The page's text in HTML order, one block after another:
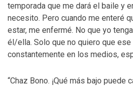
temporada que me dará el baile y
necesito. Pero cuando me enteré
estar, me enfermé. No que yo
él/ella. Solo que no quiero que
constantemente en los medios,
“Chaz Bono. ¡Qué más bajo puede